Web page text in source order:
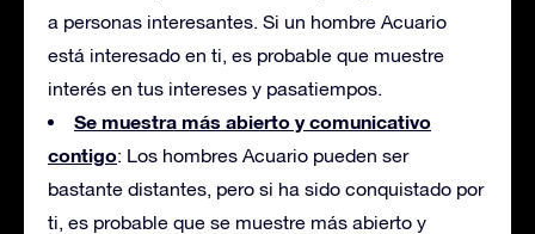
a personas interesantes. Si un hombre Acuario
está interesado en ti, es probable que muestre
interés en tus intereses y pasatiempos.
Se muestra más abierto y comunicativo
contigo: Los hombres Acuario pueden ser
bastante distantes, pero si ha sido conquistado por
ti, es probable que se muestre más abierto y